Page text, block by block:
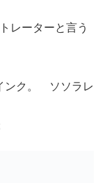
レーターと言う
ンク。 ソソラレ